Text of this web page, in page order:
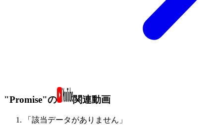
"Promise"の 関連動画
「該当データがありません」